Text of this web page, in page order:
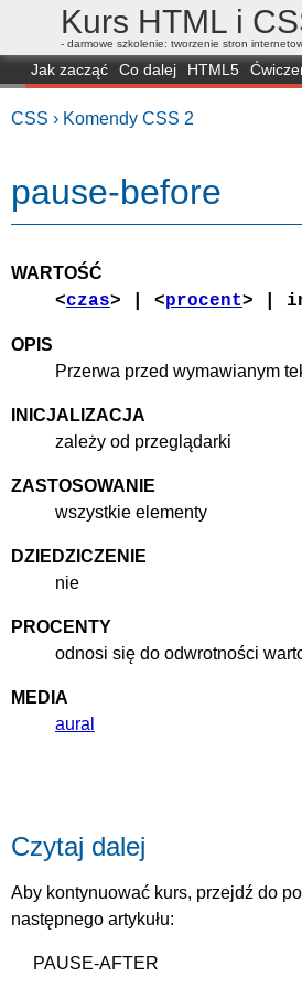
Kurs HTML i
- darmowe szkolenie: tworzenie stron
Jak zacząć Co dalej HTML5
CSS › Komendy CSS 2
pause-before
WARTOŚĆ
<czas> | <procent> |
OPIS
Przerwa przed wymawianym
INICJALIZACJA
zależy od przeglądarki
ZASTOSOWANIE
wszystkie elementy
DZIEDZICZENIE
nie
PROCENTY
odnosi się do odwrotności
MEDIA
aural
Czytaj dalej
Aby kontynuować kurs, przejdź do
następnego artykułu:
PAUSE-AFTER